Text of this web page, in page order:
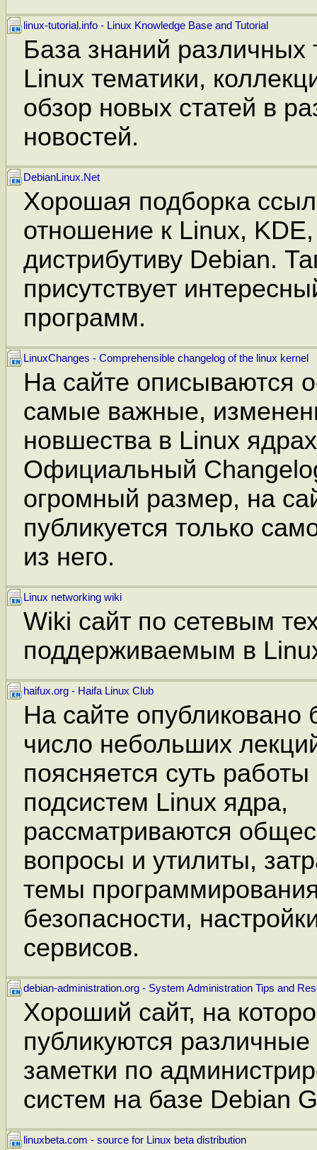
linux-tutorial.info - Linux Knowledge Base and Tutorial
База знаний различных
Linux тематики,
обзор новых статей в
новостей.
DebianLinux.Net
Хорошая подборка
отношение к Linux,
дистрибутиву Debian.
присутствует
программ.
LinuxChanges - Comprehensible changelog of the linux kernel
На сайте описываются
самые важные,
новшества в Linux
Официальный
огромный размер, на
публикуется только
из него.
Linux networking wiki
Wiki сайт по сетевым
поддерживаемым в
haifux.org - Haifa Linux Club
На сайте опубликовано
число небольших
поясняется суть
подсистем Linux ядра,
рассматриваются
вопросы и утилиты,
темы
безопасности,
сервисов.
debian-administration.org - System Administration Tips and
Хороший сайт, на
публикуются различные
заметки по
систем на базе Debian
linuxbeta.com - source for Linux beta distribution